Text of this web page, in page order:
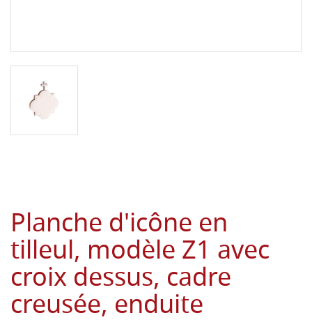
Planche d'icône en
tilleul, modèle Z1 avec
croix dessus, cadre
creusée, enduite